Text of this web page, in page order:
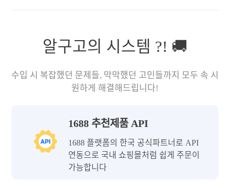
알구고의 시스템 ?! 🚚
수입 시 복잡했던 문제들, 막막했던 고민들까지 모두 속 시
원하게 해결해드립니다!
1688 추천제품 API
1688 플랫폼의 한국 공식파트너로 API
연동으로 국내 쇼핑몰처럼 쉽게 주문이
가능합니다